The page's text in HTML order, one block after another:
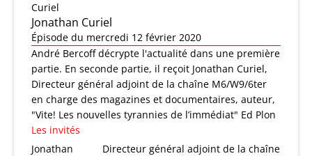
Curiel
Jonathan Curiel
Épisode du mercredi 12 février 2020
André Bercoff décrypte l'actualité dans une première
partie. En seconde partie, il reçoit Jonathan Curiel,
Directeur général adjoint de la chaîne M6/W9/6ter
en charge des magazines et documentaires, auteur,
"Vite! Les nouvelles tyrannies de l’immédiat" Ed Plon
Les invités
Jonathan
Directeur général adjoint de la chaîne